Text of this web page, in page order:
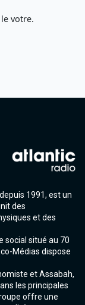
votre.
1991, est un
des
et des
social situé au 70
Médias dispose
et Assabah,
les principales
offre une